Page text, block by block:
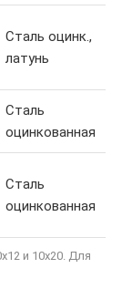
Сталь оцинк.,
латунь
Сталь
оцинкованная
Сталь
оцинкованная
и 10х20. Для